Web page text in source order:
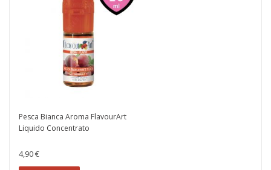
Pesca Bianca Aroma FlavourArt
Liquido Concentrato
4,90 €